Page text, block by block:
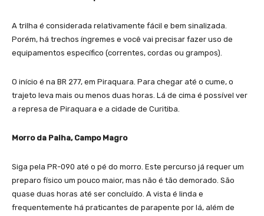
A trilha é considerada relativamente fácil e bem sinalizada.
Porém, há trechos íngremes e você vai precisar fazer uso de
equipamentos específico (correntes, cordas ou grampos).
O início é na BR 277, em Piraquara. Para chegar até o cume, o
trajeto leva mais ou menos duas horas. Lá de cima é possível ver
a represa de Piraquara e a cidade de Curitiba.
Morro da Palha, Campo Magro
Siga pela PR-090 até o pé do morro. Este percurso já requer um
preparo físico um pouco maior, mas não é tão demorado. São
quase duas horas até ser concluído. A vista é linda e
frequentemente há praticantes de parapente por lá, além de